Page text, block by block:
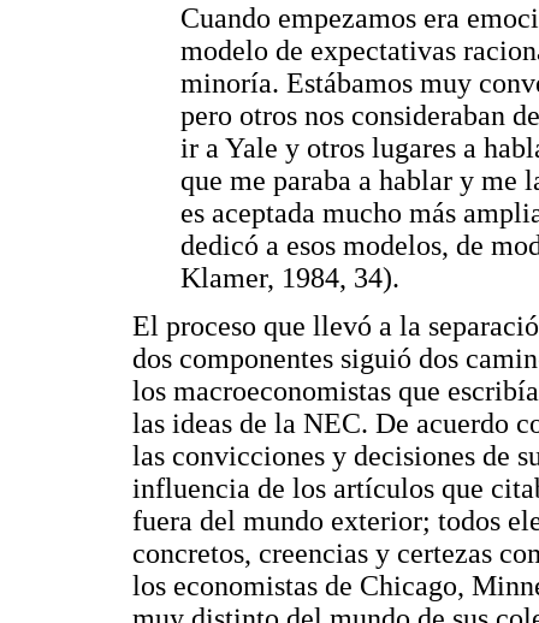
Cuando empezamos era
modelo de expectativas
minoría. Estábamos muy
pero otros nos consideraban
ir a Yale y otros lugares a
que me paraba a hablar y me
es aceptada mucho más
dedicó a esos modelos, de
Klamer, 1984, 34).
El proceso que llevó a la
dos componentes siguió dos
los macroeconomistas que
las ideas de la NEC. De acuerdo
las convicciones y decisiones de
influencia de los artículos que
fuera del mundo exterior; todos
concretos, creencias y certezas
los economistas de Chicago,